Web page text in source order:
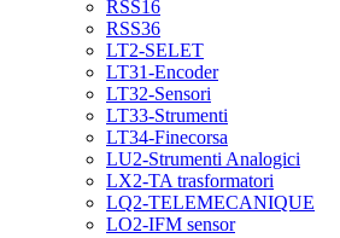
RSS16
RSS36
LT2-SELET
LT31-Encoder
LT32-Sensori
LT33-Strumenti
LT34-Finecorsa
LU2-Strumenti Analogici
LX2-TA trasformatori
LQ2-TELEMECANIQUE
LO2-IFM sensor